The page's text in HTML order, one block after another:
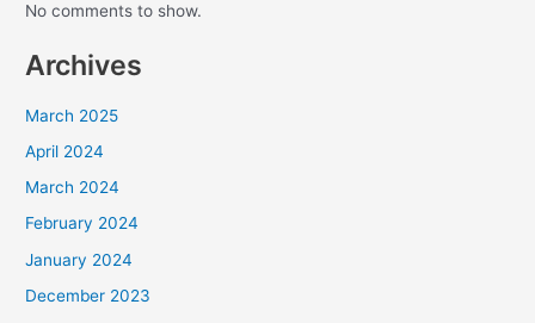
No comments to show.
Archives
March 2025
April 2024
March 2024
February 2024
January 2024
December 2023